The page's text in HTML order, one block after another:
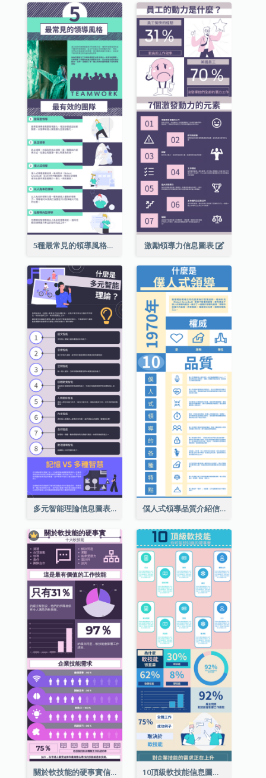
5種最常見的領導風格信息圖表 激勵領導力信息圖表
多元智能理論信息圖表 僕人式領導品質介紹信息圖表
關於軟技能的硬事實信息圖表 10頂級軟技能信息圖表